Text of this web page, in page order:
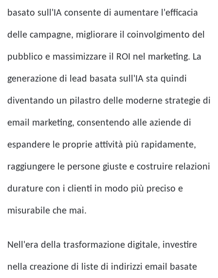
basato sull'IA consente di aumentare l'efficacia
delle campagne, migliorare il coinvolgimento del
pubblico e massimizzare il ROI nel marketing. La
generazione di lead basata sull'IA sta quindi
diventando un pilastro delle moderne strategie di
email marketing, consentendo alle aziende di
espandere le proprie attività più rapidamente,
raggiungere le persone giuste e costruire relazioni
durature con i clienti in modo più preciso e
misurabile che mai.
Nell'era della trasformazione digitale, investire
nella creazione di liste di indirizzi email basate